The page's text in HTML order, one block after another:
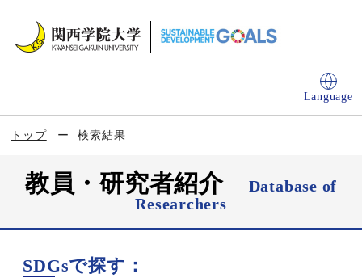
Language
トップ 検索結果
教員・研究者紹介
Database of
Researchers
SDGsで探す：